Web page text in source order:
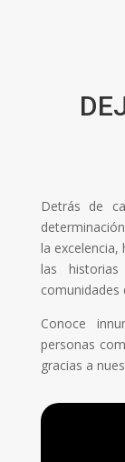
Detrás de
la excelencia,
las
Conoce
personas
gracias a